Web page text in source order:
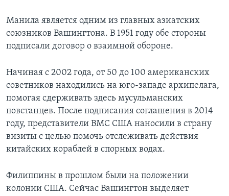
Манила является одним из главных азиатских
союзников Вашингтона. В 1951 году обе стороны
подписали договор о взаимной обороне.
Начиная с 2002 года, от 50 до 100 американских
советников находились на юго-западе архипелага,
помогая сдерживать здесь мусульманских
повстанцев. После подписания соглашения в 2014
году, представители ВМС США наносили в страну
визиты с целью помочь отслеживать действия
китайских кораблей в спорных водах.
Филиппины в прошлом были на положении
колонии США. Сейчас Вашингтон выделяет